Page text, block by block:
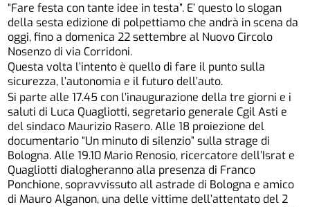
“Fare festa con tante idee in testa”. E’ questo lo slogan
della sesta edizione di polpettiamo che andrà in scena da
oggi, fino a domenica 22 settembre al Nuovo Circolo
Nosenzo di via Corridoni.
Questa volta l’intento è quello di fare il punto sulla
sicurezza, l’autonomia e il futuro dell’auto.
Si parte alle 17.45 con l’inaugurazione della tre giorni e i
saluti di Luca Quagliotti, segretario generale Cgil Asti e
del sindaco Maurizio Rasero. Alle 18 proiezione del
documentario “Un minuto di silenzio” sulla strage di
Bologna. Alle 19.10 Mario Renosio, ricercatore dell’Israt e
Quagliotti dialogheranno alla presenza di Franco
Ponchione, sopravvissuto all astrade di Bologna e amico
di Mauro Alganon, una delle vittime dell’attentato del 2